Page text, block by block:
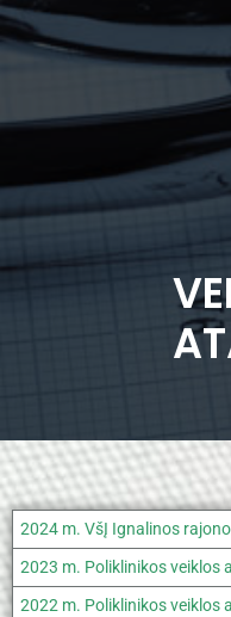
2024 m. VšĮ Ignalinos
2023 m. Poliklinikos veiklos
2022 m. Poliklinikos veiklos